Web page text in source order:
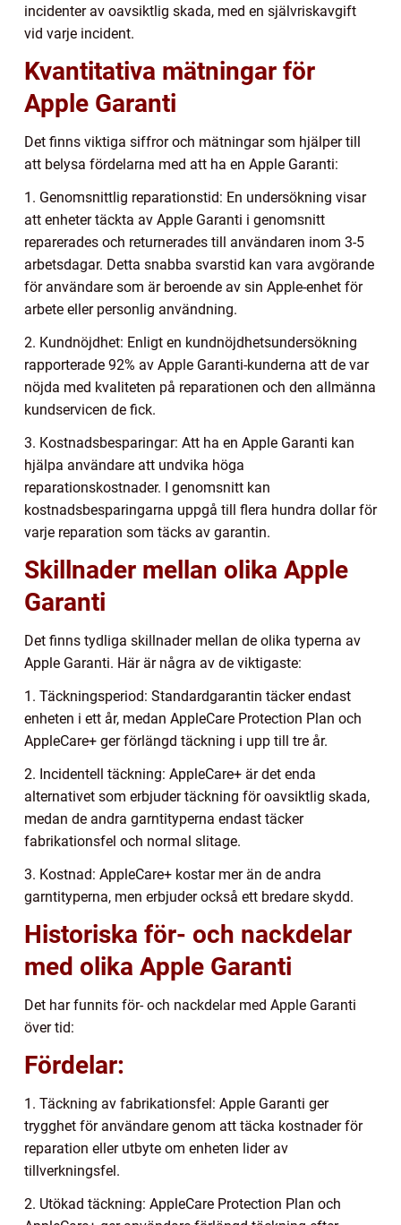
incidenter av oavsiktlig skada, med en självriskavgift
vid varje incident.
Kvantitativa mätningar för
Apple Garanti
Det finns viktiga siffror och mätningar som hjälper till
att belysa fördelarna med att ha en Apple Garanti:
1. Genomsnittlig reparationstid: En undersökning visar
att enheter täckta av Apple Garanti i genomsnitt
reparerades och returnerades till användaren inom 3-5
arbetsdagar. Detta snabba svarstid kan vara avgörande
för användare som är beroende av sin Apple-enhet för
arbete eller personlig användning.
2. Kundnöjdhet: Enligt en kundnöjdhetsundersökning
rapporterade 92% av Apple Garanti-kunderna att de var
nöjda med kvaliteten på reparationen och den allmänna
kundservicen de fick.
3. Kostnadsbesparingar: Att ha en Apple Garanti kan
hjälpa användare att undvika höga
reparationskostnader. I genomsnitt kan
kostnadsbesparingarna uppgå till flera hundra dollar för
varje reparation som täcks av garantin.
Skillnader mellan olika Apple
Garanti
Det finns tydliga skillnader mellan de olika typerna av
Apple Garanti. Här är några av de viktigaste:
1. Täckningsperiod: Standardgarantin täcker endast
enheten i ett år, medan AppleCare Protection Plan och
AppleCare+ ger förlängd täckning i upp till tre år.
2. Incidentell täckning: AppleCare+ är det enda
alternativet som erbjuder täckning för oavsiktlig skada,
medan de andra garntityperna endast täcker
fabrikationsfel och normal slitage.
3. Kostnad: AppleCare+ kostar mer än de andra
garntityperna, men erbjuder också ett bredare skydd.
Historiska för- och nackdelar
med olika Apple Garanti
Det har funnits för- och nackdelar med Apple Garanti
över tid:
Fördelar:
1. Täckning av fabrikationsfel: Apple Garanti ger
trygghet för användare genom att täcka kostnader för
reparation eller utbyte om enheten lider av
tillverkningsfel.
2. Utökad täckning: AppleCare Protection Plan och